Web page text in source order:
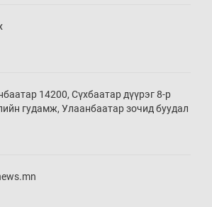
33 мин
3 мин
14200, Сүхбаатар дүүрэг 8-р
гудамж, Улаанбаатар зочид буудал